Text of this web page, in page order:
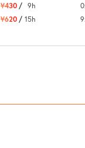
¥430 / 9h
¥620 / 15h